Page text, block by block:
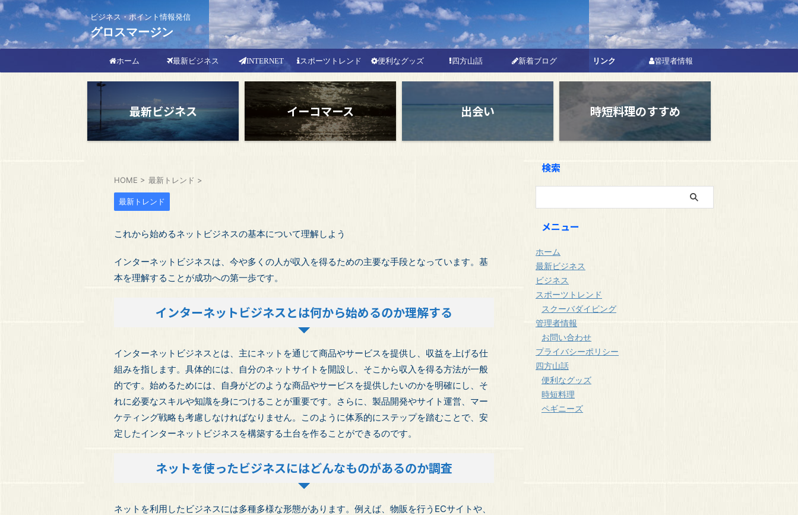
ビジネス・ポイント情報発信
グロスマージン
ホーム 最新ビジネス INTERNET スポーツトレンド 便利なグッズ 四方山話 新着ブログ リンク 管理者情報
最新ビジネス イーコマース 出会い 時短料理のすすめ
HOME > 最新トレンド >
最新トレンド
これから始めるネットビジネスの基本について理解しよう
インターネットビジネスは、今や多くの人が収入を得るための主要な手段となっています。基
本を理解することが成功への第一歩です。
インターネットビジネスとは何から始めるのか理解する
インターネットビジネスとは、主にネットを通じて商品やサービスを提供し、収益を上げる仕
組みを指します。具体的には、自分のネットサイトを開設し、そこから収入を得る方法が一般
的です。始めるためには、自身がどのような商品やサービスを提供したいのかを明確にし、そ
れに必要なスキルや知識を身につけることが重要です。さらに、製品開発やサイト運営、マー
ケティング戦略も考慮しなければなりません。このように体系的にステップを踏むことで、安
定したインターネットビジネスを構築する土台を作ることができるのです。
ネットを使ったビジネスにはどんなものがあるのか調査
ネットを利用したビジネスには多種多様な形態があります。例えば、物販を行うECサイトや、
検索
メニュー
ホーム
最新ビジネス
ビジネス
スポーツトレンド
スクーバダイビング
管理者情報
お問い合わせ
プライバシーポリシー
四方山話
便利なグッズ
時短料理
ペギニーズ